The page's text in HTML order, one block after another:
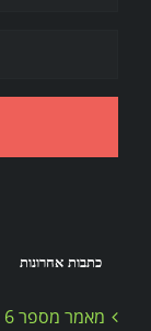
כתבות אחרונות